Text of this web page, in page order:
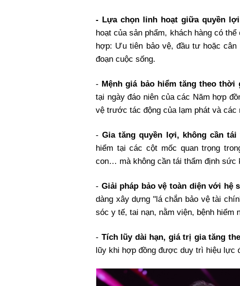
- Lựa chọn linh hoạt giữa quyền
hoạt của sản phẩm, khách hàng có
hợp: Ưu tiên bảo vệ, đầu tư hoặc
đoạn cuộc sống.
- Mệnh giá bảo hiểm tăng theo thời
tại ngày đáo niên của các Năm hợp
vệ trước tác động của lạm phát và các
-Gia tăng quyền lợi, không cần tái
hiểm tại các cột mốc quan trọng
con… mà không cần tái thẩm định sức
- Giải pháp bảo vệ toàn diện với hệ
dàng xây dựng "lá chắn bảo vệ tài
sóc y tế, tai nạn, nằm viện, bệnh hiểm
- Tích lũy dài hạn, giá trị gia tăng
lũy khi hợp đồng được duy trì hiệu lực